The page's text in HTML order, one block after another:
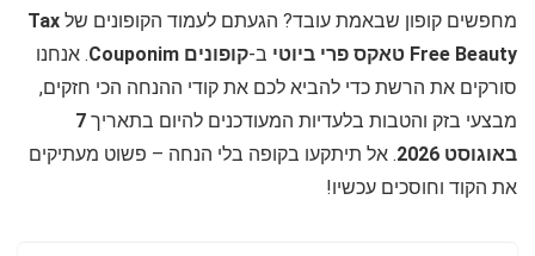
מחפשים קופון שבאמת עובד? הגעתם לעמוד הקופונים של Tax
Free Beauty טאקס פרי ביוטי
ב-קופונים Couponim
. אנחנו
סורקים את הרשת כדי להביא לכם את קודי ההנחה הכי חזקים,
מבצעי בזק והטבות בלעדיות המעודכנים להיום בתאריך 7
באוגוסט 2026
. אל תיתקעו בקופה בלי הנחה – פשוט מעתיקים
את הקוד וחוסכים עכשיו!